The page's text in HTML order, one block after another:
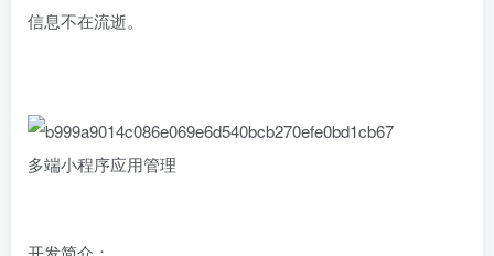
信息不在流逝。
多端小程序应用管理